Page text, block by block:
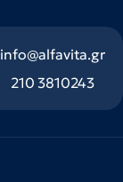
info@alfavita.gr
210 3810243